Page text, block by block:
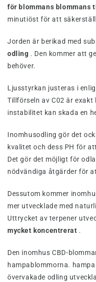
för blommans blommans
minutiöst för att
Jorden är berikad med
odling . Den kommer att
behöver.
Ljusstyrkan justeras i
Tillförseln av C02 är
instabilitet kan skada en
Inomhusodling gör det
kvalitet och dess PH för
Det gör det möjligt för
nödvändiga åtgärder för
Dessutom kommer
mer utvecklade med
Uttrycket av terpener
mycket koncentrerat .
Den inomhus CBD-
hampablommorna.
övervakade odling